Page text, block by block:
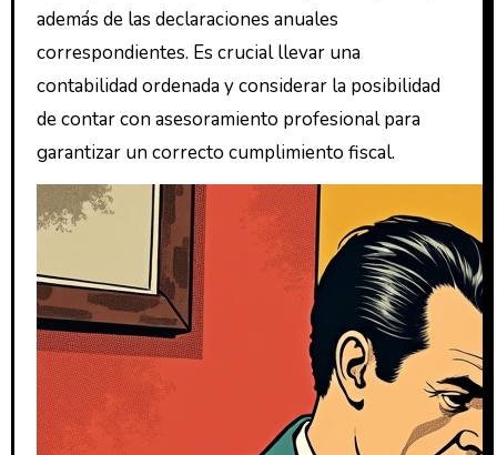
además de las declaraciones anuales
correspondientes. Es crucial llevar una
contabilidad ordenada y considerar la posibilidad
de contar con asesoramiento profesional para
garantizar un correcto cumplimiento fiscal.